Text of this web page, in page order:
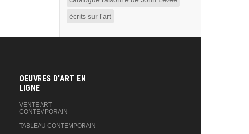
écrits sur l'art
OEUVRES D'ART EN
LIGNE‎
VENTE ART
CONTEMPORAIN
TABLEAU CONTEMPORAIN